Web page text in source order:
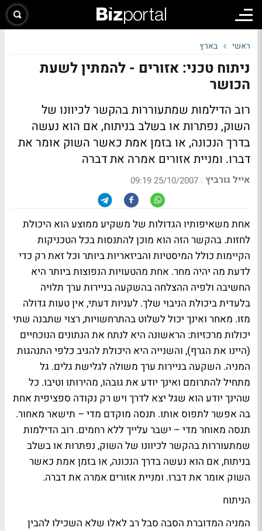
ראשי בארץ
ניתוח טכני: אזורים - להמתין לשעת
הכושר
רוב הדילמות שמתעוררות בהקשר לכיוונו של
השוק, נפתרות או בשלב בניתוח, אם הוא נעשה
בדרך הנכונה, או בזמן אמת כאשר השוק אומר את
דברו. ומניית אזורים אמרה את דברה
אייל גורביץ |
25/10/2007 09:19
אחת משאיפותיו הגדולות של משקיע ממוצע הוא היכולת
לחזות. בהקשר הזה הוא מוכן להתנסות בכל הטכניקות
הקיימות כולל המיסטיות והביזאריות ביותר וכל זאת רק כדי
לדעת מה יהיה מחר. אחת מהטעויות הנפוצות ביותר היא
החשיבה ולפיה ההצלחה בהשקעה בניירות ערך תלויה
בלעדית ביכולת הניבוי שלך. לעניות דעתי, אין טעות גדולה
מזו. מאחר ואינך יכול לשלוט בהתרחשויות, רצוי שתבנה שתי
יכולות מרכזיות: הראשונה היא לנתח את הנתונים הנוכחיים
(היינו את הגרף), והשנייה היא היכולת להגיב כלפי התנהגות
המניה. השקעה בניירות ערך משולה לגלישת גלים. גל
מתחיל להתרומם ואינך יודע את גובהו, מהירותו וטיבו. כל
שהינך יודע הוא שגל יצא לדרך ויש רק נקודה ספציפית אחת
בה אפשר לתפוס אותו. תנסה מוקדם מדי – תישאר מאחור.
תנסה מאוחר מדי – ישבר עלייך ללא רחמים. רוב הדילמות
שמתעוררות בהקשר לכיוונו של השוק, נפתרות או בשלב
בניתוח, אם הוא נעשה בדרך הנכונה, או בזמן אמת כאשר
השוק אומר את דברו. ומניית אזורים אמרה את דברה.
הניתוח
המניה המדוברת הסבה סבל רב לאלו שלא השכילו להבין